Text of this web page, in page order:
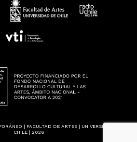
| FACULTAD DE ARTES | UNIVERSIDAD DE
CHILE | 2026